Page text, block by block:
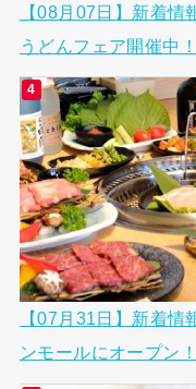
【08月07日】新着
うどんフェア開催中
【07月31日】新着
ンモールにオープン